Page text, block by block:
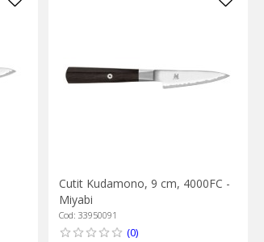
Cutit Kudamono, 9 cm, 4000FC -
Miyabi
Cod: 33950091
(0)